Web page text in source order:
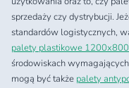
sprzedaży czy dystrybucji.
standardów logistycznych,
palety plastikowe 1200x800
środowiskach
mogą być także palety